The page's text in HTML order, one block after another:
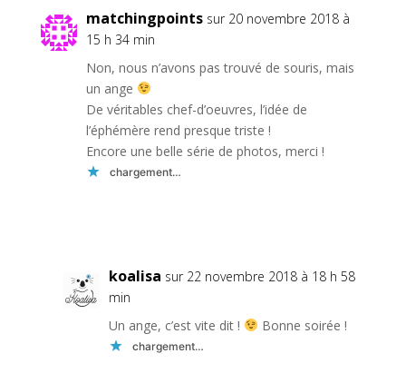
matchingpoints sur 20 novembre 2018 à
15 h 34 min
Non, nous n’avons pas trouvé de souris, mais
un ange
De véritables chef-d’oeuvres, l’idée de
l’éphémère rend presque triste !
Encore une belle série de photos, merci !
chargement…
koalisa sur 22 novembre 2018 à 18 h 58
min
Un ange, c’est vite dit !
Bonne soirée !
chargement…